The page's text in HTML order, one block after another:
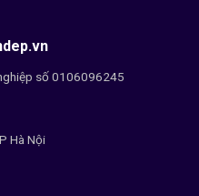
số 0106096245
Hà Nội